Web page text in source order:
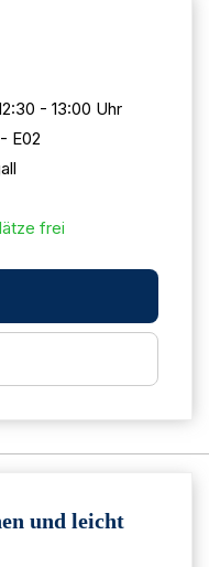
- 13:00 Uhr
E02
frei
und leicht